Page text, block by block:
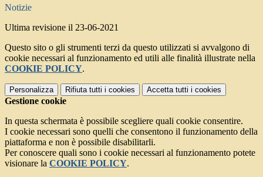
Notizie
Ultima revisione il 23-06-2021
Questo sito o gli strumenti terzi da questo utilizzati si avvalgono di
cookie necessari al funzionamento ed utili alle finalità illustrate nella
COOKIE POLICY.
Personalizza Rifiuta tutti i cookies Accetta tutti i cookies
Gestione cookie
In questa schermata è possibile scegliere quali cookie consentire.
I cookie necessari sono quelli che consentono il funzionamento della
piattaforma e non è possibile disabilitarli.
Per conoscere quali sono i cookie necessari al funzionamento potete
visionare la COOKIE POLICY.